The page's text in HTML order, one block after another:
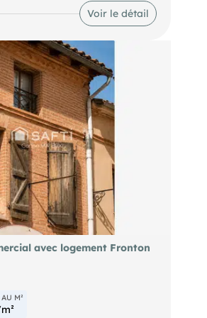
d'envergure. Un potentiel
vos envies : - Avec près de 600
locatif ou achat-
de créer jusqu'à 7
T3 et un magnifique loft sous
mixte : Alliez habitation de
et bureaux grâce aux
indépendantes et à sa cage
Les atouts techniques : -
Zone U1 (périmètre protégé
- Avantage majeur : Aucune
de places de stationnement.
: Parquets anciens, carreaux de
et cheminées n'attendent que
Contactez-nous pour
projet. Estimations locatives
Travaux à prévoir.
() - Elodie MUNOZ
Voir le détail
avec logement Fronton
M²